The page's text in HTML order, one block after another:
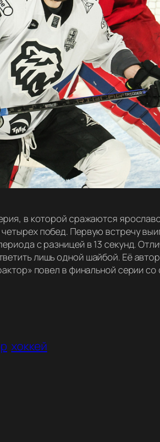
в которой сражаются
побед. Первую встречу
с разницей в 13 секунд.
лишь одной шайбой. Её
повел в финальной серии со
хоккей